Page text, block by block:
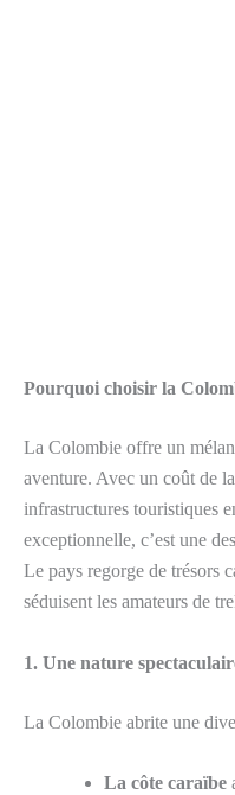
Pourquoi choisir la
La Colombie offre un
aventure. Avec un coût de
infrastructures touristiques
exceptionnelle, c’est une
Le pays regorge de trésors
séduisent les amateurs de
1. Une nature
La Colombie abrite une
La côte caraïbe